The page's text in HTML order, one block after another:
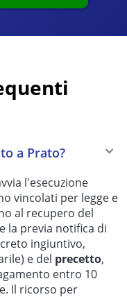
a Prato?
l'esecuzione
vincolati per legge e
al recupero del
la previa notifica di
ingiuntivo,
e del precetto,
entro 10
Il ricorso per